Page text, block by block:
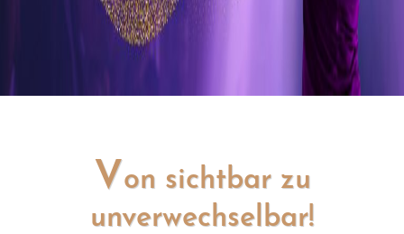
Von sichtbar zu
unverwechselbar!